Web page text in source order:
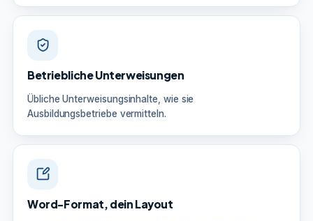
Betriebliche Unterweisungen
Übliche Unterweisungsinhalte, wie sie
Ausbildungsbetriebe vermitteln.
Word-Format, dein Layout